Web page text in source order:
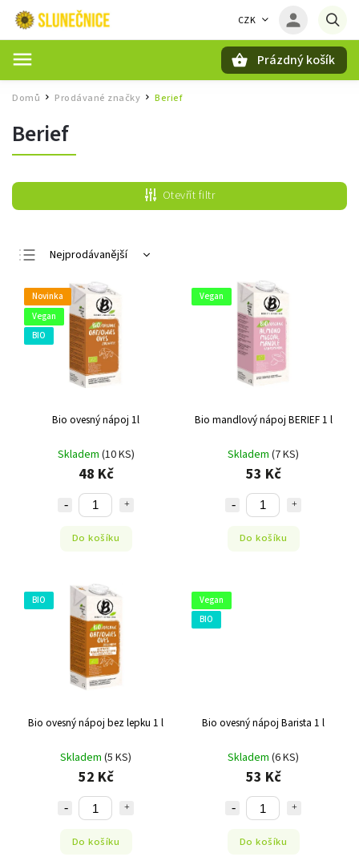
CZK
Prázdný košík
Domů / Prodávané značky / Berief
Berief
Otevřít filtr
Nejprodávanější
Nejlevnější
Nejdražší
Abecedně
Novinka
Vegan
BIO
Bio ovesný nápoj 1l
Skladem (10 KS)
48 Kč
Do košíku
Vegan
Bio mandlový nápoj BERIEF 1 l
Skladem (7 KS)
53 Kč
Do košíku
BIO
Bio ovesný nápoj bez lepku 1 l
Skladem (5 KS)
52 Kč
Do košíku
Vegan
BIO
Bio ovesný nápoj Barista 1 l
Skladem (6 KS)
53 Kč
Do košíku